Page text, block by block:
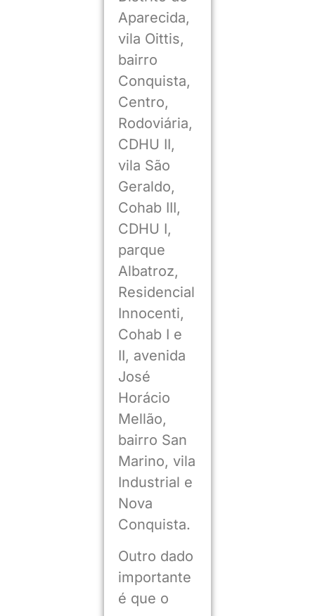
Aparecida,
vila Oittis,
bairro
Conquista,
Centro,
Rodoviária,
CDHU II,
vila São
Geraldo,
Cohab III,
CDHU I,
parque
Albatroz,
Residencial
Innocenti,
Cohab I e
II, avenida
José
Horácio
Mellão,
bairro San
Marino, vila
Industrial e
Nova
Conquista.
Outro dado
importante
é que o